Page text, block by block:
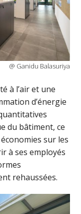
@ Ganidu Balasuriya
à l’air et une
d’énergie
du bâtiment, ce
sur les
à ses employés
rehaussées.